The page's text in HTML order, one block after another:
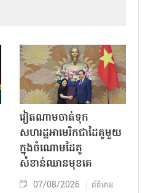
វៀតណាមចាត់ទុក
សហរដ្ឋអាមេរិកជាដៃគូមួយ
ក្នុងចំណោមដៃគូ
សំខាន់ឈានមុខគេ
07/08/2026 ព័ត៌មាន